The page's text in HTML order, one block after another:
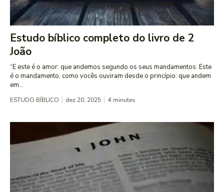
Estudo bíblico completo do livro de 2
João
“E este é o amor: que andemos segundo os seus mandamentos. Este
é o mandamento, como vocês ouviram desde o princípio: que andem
em...
ESTUDO BÍBLICO dez 20, 2025 4 minutes